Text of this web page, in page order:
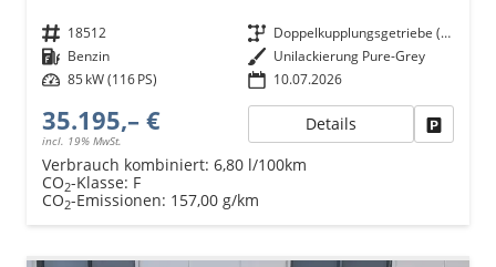
Fahrzeugnr. 18512 Getriebe
Doppelkupplungsgetriebe (DSG)
Kraftstoff Benzin Außenfarbe Unilackierung Pure-Grey
Leistung 85 kW (116 PS) 10.07.2026
35.195,– €
incl. 19% MwSt.
Details
Verbrauch kombiniert: 6,80 l/100km
CO2-Klasse: F
CO2-Emissionen: 157,00 g/km